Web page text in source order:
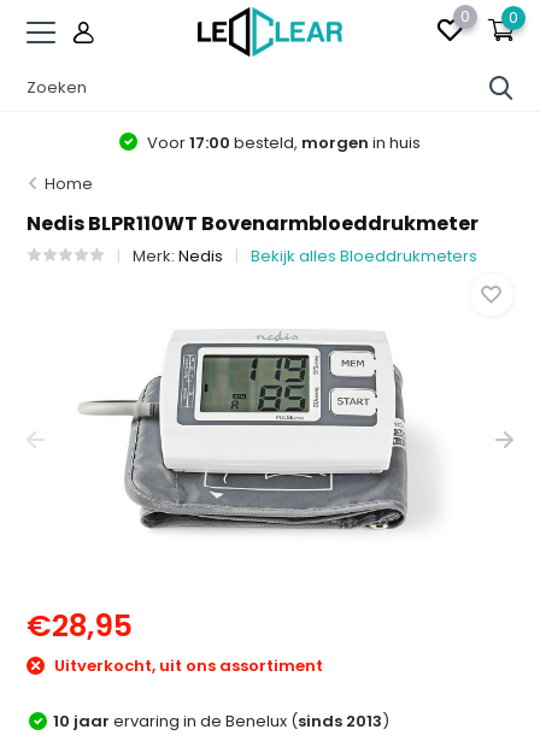
0 0
Voor17:00 besteld, morgen in huis
Home
Nedis BLPR110WT Bovenarmbloeddrukmeter
Merk:Nedis Bekijk alles Bloeddrukmeters
€28,95
Uitverkocht, uit ons assortiment
10 jaar ervaring in de Benelux (sinds 2013)